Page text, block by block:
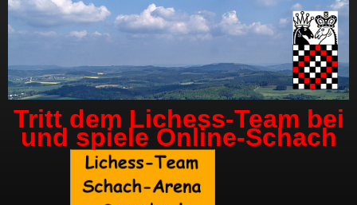
Tritt dem Lichess-Team bei
und spiele Online-Schach